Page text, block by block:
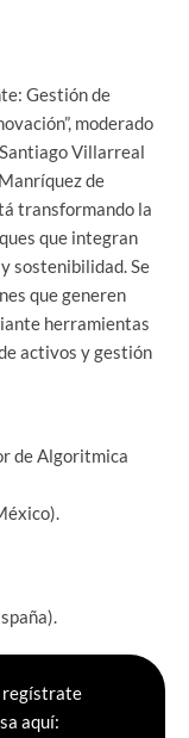
Gestión de
moderado
Villarreal
de
transformando la
que integran
sostenibilidad. Se
que generen
herramientas
activos y gestión
de Algoritmica
regístrate
aquí: